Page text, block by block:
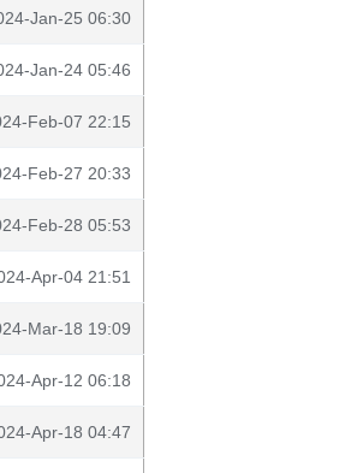
Jan-25 06:30
Jan-24 05:46
Feb-07 22:15
Feb-27 20:33
Feb-28 05:53
Apr-04 21:51
Mar-18 19:09
Apr-12 06:18
Apr-18 04:47